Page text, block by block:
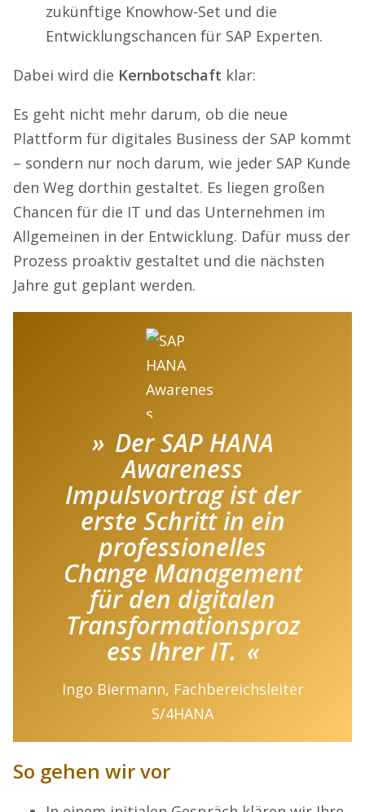
zukünftige Knowhow-Set und die
Entwicklungschancen für SAP Experten.
Dabei wird die Kernbotschaft klar:
Es geht nicht mehr darum, ob die neue
Plattform für digitales Business der SAP kommt
– sondern nur noch darum, wie jeder SAP Kunde
den Weg dorthin gestaltet. Es liegen großen
Chancen für die IT und das Unternehmen im
Allgemeinen in der Entwicklung. Dafür muss der
Prozess proaktiv gestaltet und die nächsten
Jahre gut geplant werden.
Der SAP HANA
Awareness
Impulsvortrag ist der
erste Schritt in ein
professionelles
Change Management
für den digitalen
Transformationsproz
ess Ihrer IT.
Ingo Biermann, Fachbereichsleiter
S/4HANA
So gehen wir vor